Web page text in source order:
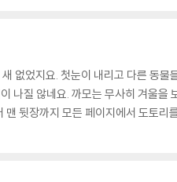
없었지요. 첫눈이 내리고 다른 동
나질 않네요. 까모는 무사히 겨울을
뒷장까지 모든 페이지에서 도토리